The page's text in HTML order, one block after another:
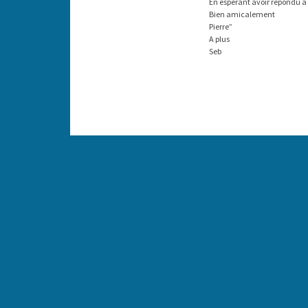
Bien amicalement
Pierre”
A plus
Seb